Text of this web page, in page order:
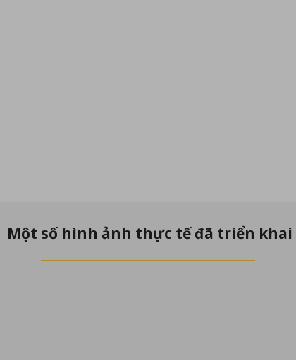
Một số hình ảnh thực tế đã triển khai